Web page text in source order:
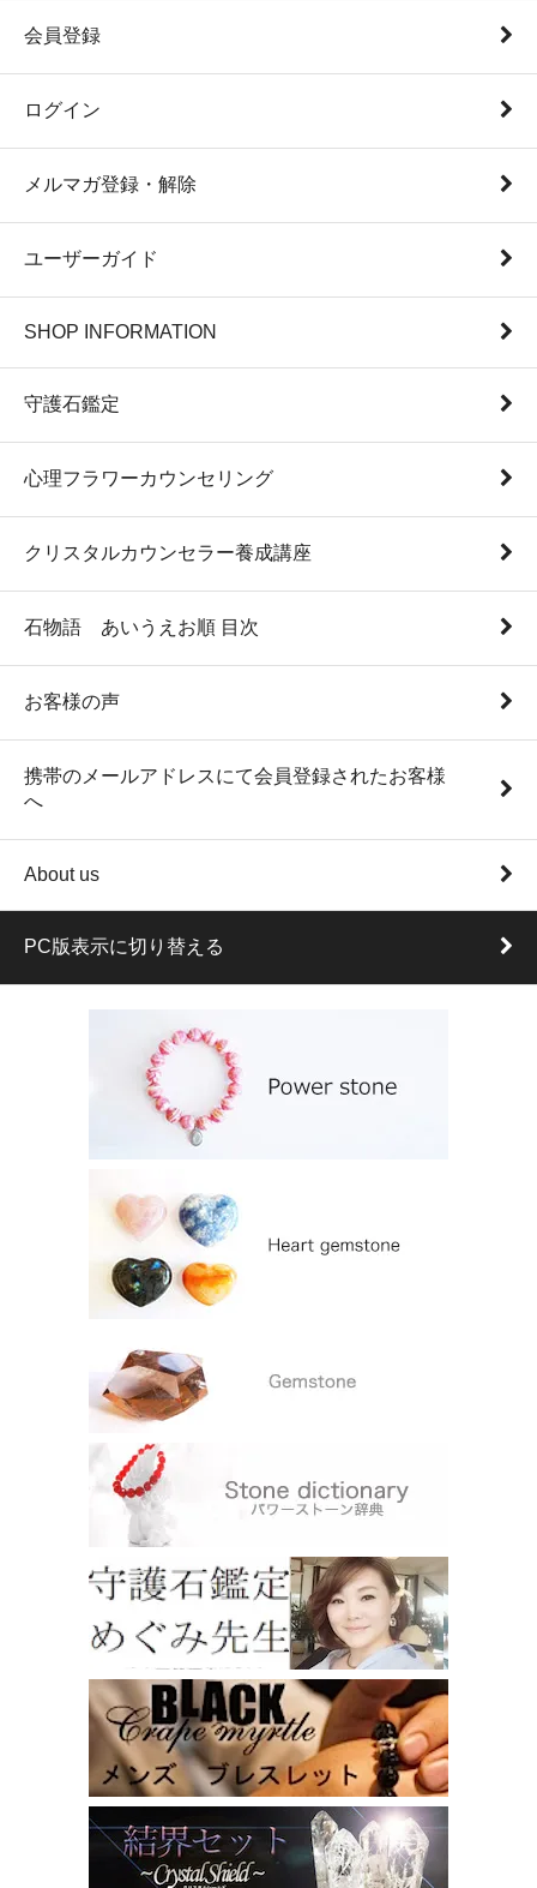
会員登録
ログイン
メルマガ登録・解除
ユーザーガイド
SHOP INFORMATION
守護石鑑定
心理フラワーカウンセリング
クリスタルカウンセラー養成講座
石物語 あいうえお順 目次
お客様の声
携帯のメールアドレスにて会員登録されたお客様
へ
About us
PC版表示に切り替える